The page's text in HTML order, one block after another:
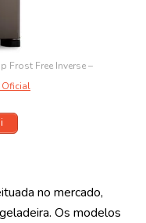
Frost Free Inverse –
Oficial
no mercado,
Os modelos